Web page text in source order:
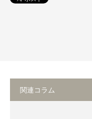
関連コラム